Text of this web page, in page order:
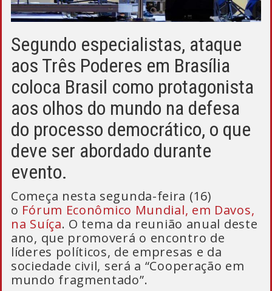
Segundo especialistas, ataque
aos Três Poderes em Brasília
coloca Brasil como protagonista
aos olhos do mundo na defesa
do processo democrático, o que
deve ser abordado durante
evento.
Começa nesta segunda-feira (16)
o Fórum Econômico Mundial, em Davos,
na Suíça. O tema da reunião anual deste
ano, que promoverá o encontro de
líderes políticos, de empresas e da
sociedade civil, será a “Cooperação em
mundo fragmentado”.